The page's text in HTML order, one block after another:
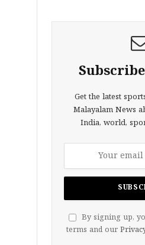
Get the latest
Malayalam News
India, world,
By signing up,
terms and our